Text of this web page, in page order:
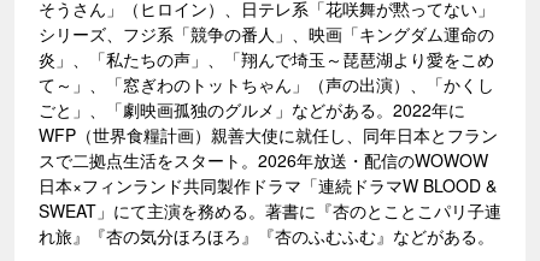
そうさん」（ヒロイン）、日テレ系「花咲舞が黙ってない」
シリーズ、フジ系「競争の番人」、映画「キングダム運命の
炎」、「私たちの声」、「翔んで埼玉～琵琶湖より愛をこめ
て～」、「窓ぎわのトットちゃん」（声の出演）、「かくし
ごと」、「劇映画孤独のグルメ」などがある。2022年に
WFP（世界食糧計画）親善大使に就任し、同年日本とフラン
スで二拠点生活をスタート。2026年放送・配信のWOWOW
日本×フィンランド共同製作ドラマ「連続ドラマW BLOOD &
SWEAT」にて主演を務める。著書に『杏のとことこパリ子連
れ旅』『杏の気分ほろほろ』『杏のふむふむ』などがある。